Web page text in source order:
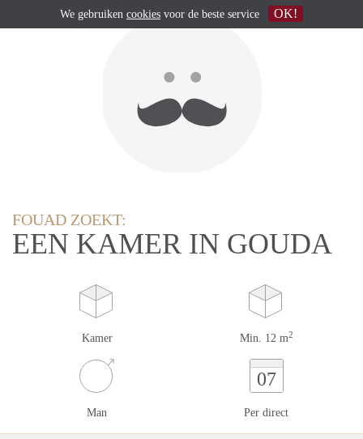
FOUAD ZOEKT:
EEN KAMER IN GOUDA
Kamer Min. 12 m2
Man
07
Per direct
We gebruiken cookies voor de beste service OK!